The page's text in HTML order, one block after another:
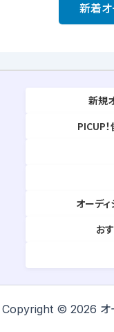
新着オ
新規
PICUP
オーデ
お
Copyright © 2026 オー